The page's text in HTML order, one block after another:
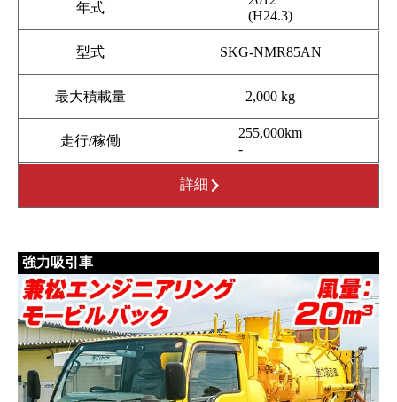
年式
(H24.3)
型式 SKG-NMR85AN
最大積載量 2,000 kg
走行/稼働
255,000km
-
詳細
強力吸引車